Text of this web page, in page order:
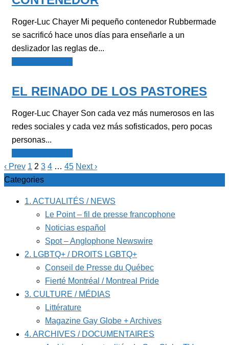
Roger-Luc Chayer Mi pequeño contenedor Rubbermade
se sacrificó hace unos días para enseñarle a un
deslizador las reglas de...
EL REINADO DE LOS PASTORES
Roger-Luc Chayer Son cada vez más numerosos en las
redes sociales y cada vez más sofisticados, pero pocas
personas...
‹ Prev 1 2 3 4 … 45 Next ›
Categories
1. ACTUALITÉS / NEWS
Le Point – fil de presse francophone
Noticias español
Spot – Anglophone Newswire
2. LGBTQ+ / DROITS LGBTQ+
Conseil de Presse du Québec
Fierté Montréal / Montreal Pride
3. CULTURE / MÉDIAS
Littérature
Magazine Gay Globe + Archives
4. ARCHIVES / DOCUMENTAIRES